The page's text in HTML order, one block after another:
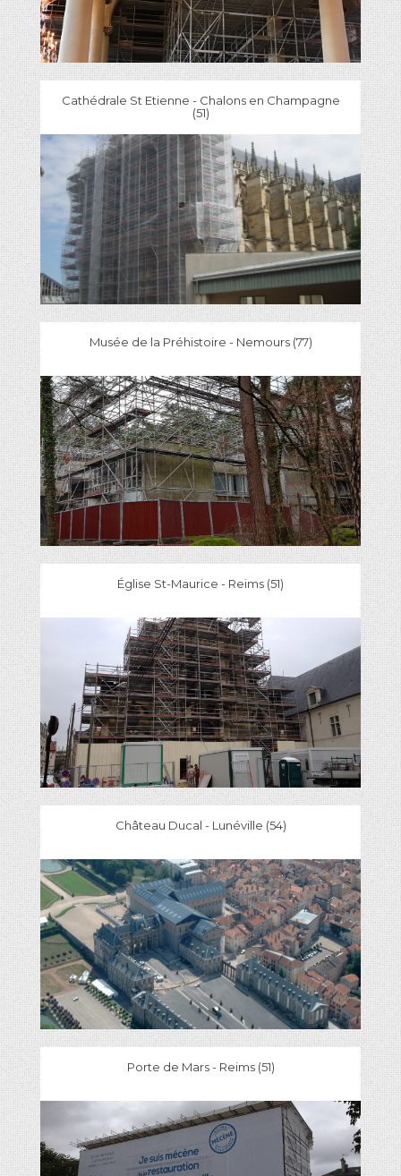
Cathédrale St Etienne - Chalons en Champagne
(51)
Musée de la Préhistoire - Nemours (77)
Église St-Maurice - Reims (51)
Château Ducal - Lunéville (54)
Porte de Mars - Reims (51)